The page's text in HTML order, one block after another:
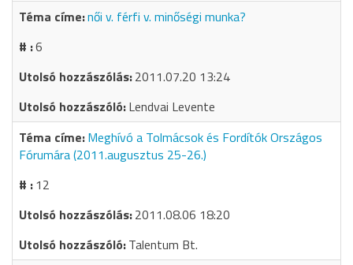
női v. férfi v. minőségi munka?
6
2011.07.20 13:24
Lendvai Levente
Meghívó a Tolmácsok és Fordítók Országos
Fórumára (2011.augusztus 25-26.)
12
2011.08.06 18:20
Talentum Bt.